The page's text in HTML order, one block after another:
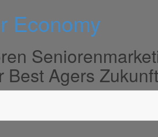
Economy
Best Agers